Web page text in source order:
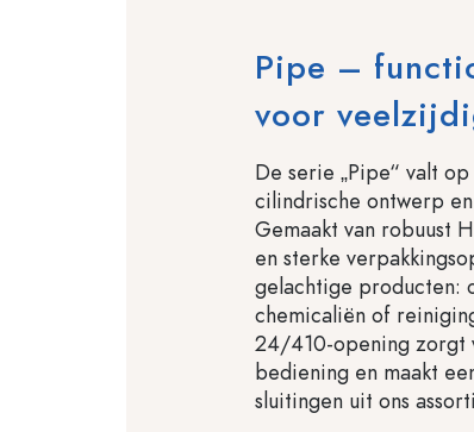
Pipe –
voor
De serie „Pipe“ valt
cilindrische ontwerp
Gemaakt van robuust
en sterke
gelachtige producten:
chemicaliën of
24/410-opening zorgt
bediening en maakt
sluitingen uit ons